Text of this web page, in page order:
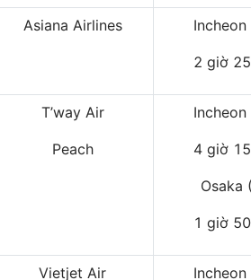
Asiana Airlines Incheon
2 giờ
T’way Air
Peach
Incheon
4 giờ
Osaka
1 giờ
Vietjet Air Incheon